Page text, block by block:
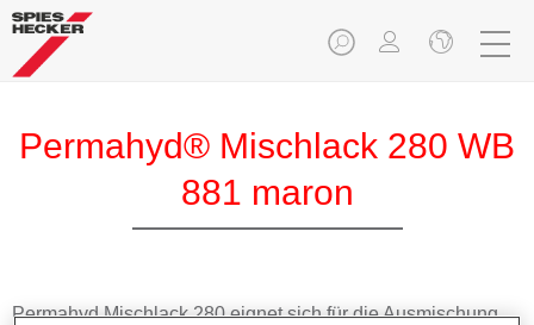
Permahyd® Mischlack 280 WB
881 maron
Permahyd Mischlack 280 eignet sich für die Ausmischung